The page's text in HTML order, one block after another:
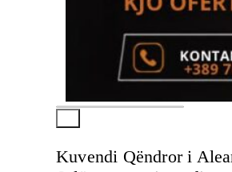
Kuvendi Qëndror i